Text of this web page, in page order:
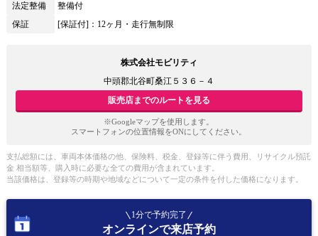
法定整備
整備付
保証
[保証付]：12ヶ月・走行無制限
株式会社モビリティ
中頭郡北谷町桑江５３６－４
販売店までのルートを見る
※Googleマップを使用します。
スマートフォンの位置情報をONにしてください。
支払総額には、車両本体価格の他、保険料、税金、登録等に伴う費用、リサイクル預託
金 相当額等、購入時に必要な全ての費用が含まれています。
当該価格は、登録等の時期や地域などについて一定の条件を付した価格になります。
1分で予約完了
オンラインで来店予約